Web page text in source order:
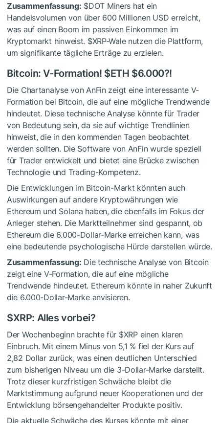
Zusammenfassung: $DOT Miners hat ein
Handelsvolumen von über 600 Millionen USD erreicht,
was auf einen Boom im passiven Einkommen im
Kryptomarkt hinweist. $XRP-Wale nutzen die Plattform,
um signifikante tägliche Erträge zu erzielen.
Bitcoin: V-Formation! $ETH $6.000?!
Die Chartanalyse von AnFin zeigt eine interessante V-
Formation bei Bitcoin, die auf eine mögliche Trendwende
hindeutet. Diese technische Analyse könnte für Trader
von Bedeutung sein, da sie auf wichtige Trendlinien
hinweist, die in den kommenden Tagen beobachtet
werden sollten. Die Software von AnFin wurde speziell
für Trader entwickelt und bietet eine Brücke zwischen
Technologie und Trading-Kompetenz.
Die Entwicklungen im Bitcoin-Markt könnten auch
Auswirkungen auf andere Kryptowährungen wie
Ethereum und Solana haben, die ebenfalls im Fokus der
Anleger stehen. Die Marktteilnehmer sind gespannt, ob
Ethereum die 6.000-Dollar-Marke erreichen kann, was
eine bedeutende psychologische Hürde darstellen würde.
Zusammenfassung: Die technische Analyse von Bitcoin
zeigt eine V-Formation, die auf eine mögliche
Trendwende hindeutet. Ethereum könnte in naher Zukunft
die 6.000-Dollar-Marke anvisieren.
$XRP: Alles vorbei?
Der Wochenbeginn brachte für $XRPeinen klaren
Einbruch. Mit einem Minus von 5,1 % fiel der Kurs auf
2,82 Dollar zurück, was einen deutlichen Unterschied
zum bisherigen Niveau um die 3-Dollar-Marke darstellt.
Trotz dieser kurzfristigen Schwäche bleibt die
Marktstimmung aufgrund neuer Kooperationen und der
Entwicklung börsengehandelter Produkte positiv.
Die aktuelle Schwäche des Kurses könnte mit einer